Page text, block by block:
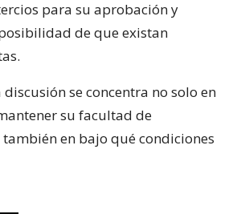
para su aprobación y
de que existan
se concentra no solo en
su facultad de
en bajo qué condiciones